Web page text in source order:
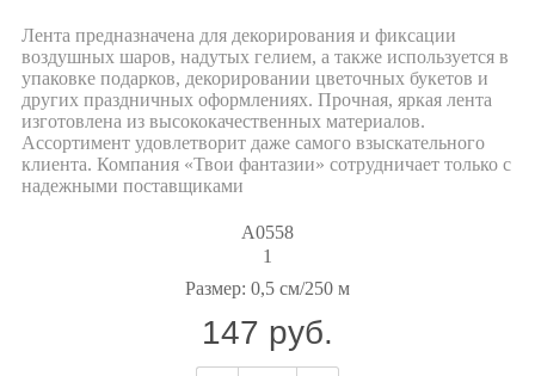
Лента предназначена для декорирования и фиксации
воздушных шаров, надутых гелием, а также используется в
упаковке подарков, декорировании цветочных букетов и
других праздничных оформлениях. Прочная, яркая лента
изготовлена из высококачественных материалов.
Ассортимент удовлетворит даже самого взыскательного
клиента. Компания «Твои фантазии» сотрудничает только с
надежными поставщиками
А0558
1
Размер: 0,5 см/250 м
147 руб.